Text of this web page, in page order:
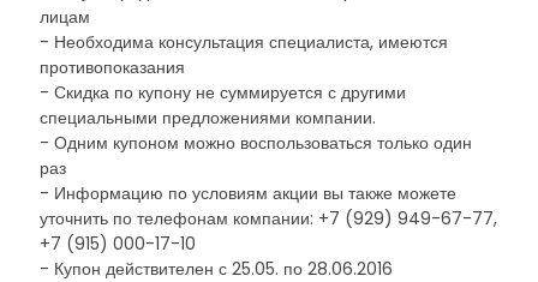
лицам
- Необходима консультация специалиста, имеются
противопоказания
- Скидка по купону не суммируется с другими
специальными предложениями компании.
- Одним купоном можно воспользоваться только один
раз
- Информацию по условиям акции вы также можете
уточнить по телефонам компании: +7 (929) 949-67-77,
+7 (915) 000-17-10
- Купон действителен с 25.05. по 28.06.2016